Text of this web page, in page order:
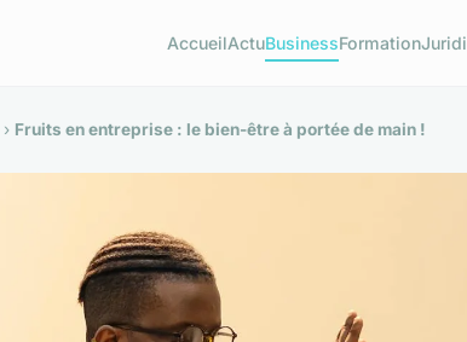
AccueilActuBusinessFormation
› Fruits en entreprise : le bien-être à portée de main !